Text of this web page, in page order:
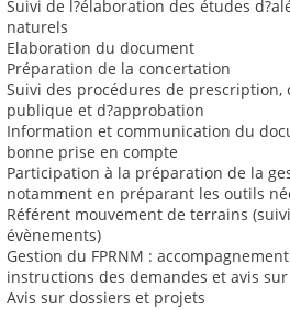
Suivi de l?élaboration des études
naturels
Elaboration du document
Préparation de la concertation
Suivi des procédures de prescription,
publique et d?approbation
Information et communication du
bonne prise en compte
Participation à la préparation de la
notamment en préparant les outils
Référent mouvement de terrains
évènements)
Gestion du FPRNM :
instructions des demandes et avis
Avis sur dossiers et projets